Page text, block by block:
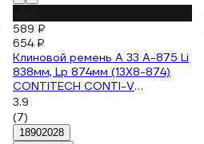
589 ₽
654 ₽
Клиновой ремень A 33 A-875 Li
838мм, Lp 874мм (13X8-874)
CONTITECH CONTI-V
A33CONTI
3.9
(7)
18902028